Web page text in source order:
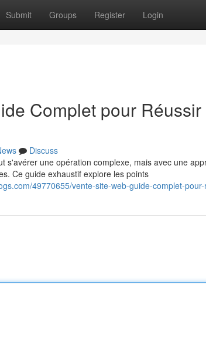
Submit Groups Register Login
Complet pour Réussir
Discuss
s'avérer une opération complexe, mais avec une
Ce guide exhaustif explore les points
49770655/vente-site-web-guide-complet-